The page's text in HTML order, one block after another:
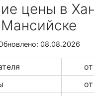
цены в
Мансийске
08.08.2026